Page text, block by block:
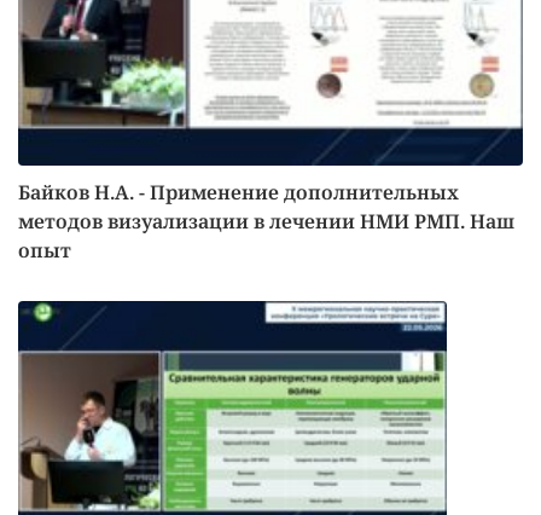
Байков Н.А. - Применение дополнительных
методов визуализации в лечении НМИ РМП. Наш
опыт